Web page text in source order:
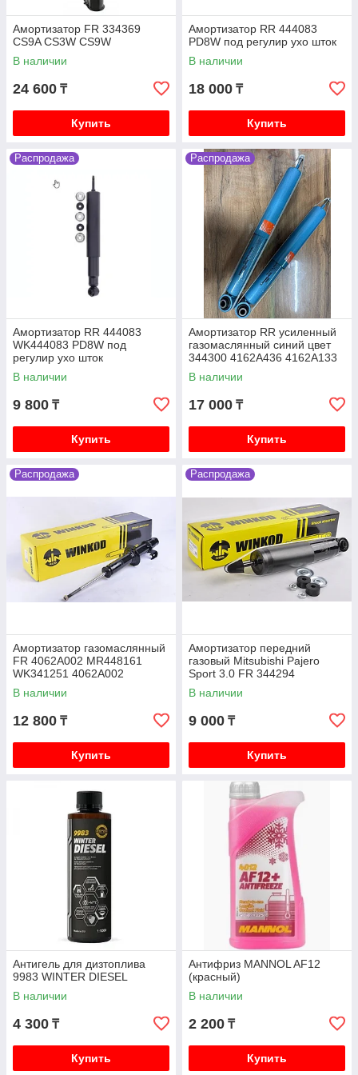
V88W V98W
Mitsubishi Delica (кирпич, квадратная) 1991-1997
V2.5 4D56 дизель P25W P35W
Mitsubishi Delica (булка) 1996-2003 V2.4 4G64
бензин PF4W PD4W
бензин PF6W PD6W
Mitsubishi Delica (булка) 1996-2003 V2.8 4M40
дизель PE8W PD8W
Mitsubishi Outlander 1 2003-2006 2.4 4G64
(Mivec) бензин CU4W CU5W
Mitsubishi Outlander 2 XL 2005-2012 2.0 4B11,
2.4 4B12, 3.0 6B31 бензин CW4W CW5W CW6W
Mitsubishi Outlander 3 2006-2011 2.0 4B11, 2.4
4B12, 3.0 6B31 бензин GF2W GF3W
Mitsubishi L200 2 поколение 1996-2007 2.5
4D56T K74T
Mitsubishi L200 2005-2018 2.5 4D56 дизель KB4T
Mitsubishi ASX 2010- 1.6 4A92 бензин GA1W, 2.0
4B11 4J11 бензин GA2W
Mitsubishi Lancer X (10) 2007-2017 1.8 4B10
Mitsubishi Pajero iO 1996-2003 1.8 4G93 бензин,
2.0 4G94 бензин, H66W H76W
Mitsubishi Pajero Junior 1996-2003 1.1 4A31
бензин E33A
Mitsubishi Galant седан VII 1992-1998 1.8 4G93
бензин E52A, 2.0 4G63 бензин E55A
Амортизатор FR 334369
CS9A CS3W CS9W
В наличии
24 600 ₸
Купить
Амортизатор RR 444083
PD8W под регулир ухо шток
В наличии
18 000 ₸
Купить
Распродажа
Амортизатор RR 444083
WK444083 PD8W под
регулир ухо шток
В наличии
9 800 ₸
Купить
Распродажа
Амортизатор RR усиленный
газомаслянный синий цвет
344300 4162A436 4162A133
SRR344300
В наличии
17 000 ₸
Купить
Распродажа
Амортизатор газомаслянный
FR 4062A002 MR448161
WK341251 4062A002
4062A024 341251 4062A0
В наличии
12 800 ₸
Купить
Распродажа
Амортизатор передний
газовый Mitsubishi Pajero
Sport 3.0 FR 344294
W344294SA
В наличии
9 000 ₸
Купить
Антигель для дизтоплива
9983 WINTER DIESEL
В наличии
4 300 ₸
Купить
Антифриз MANNOL AF12
(красный)
В наличии
2 200 ₸
Купить